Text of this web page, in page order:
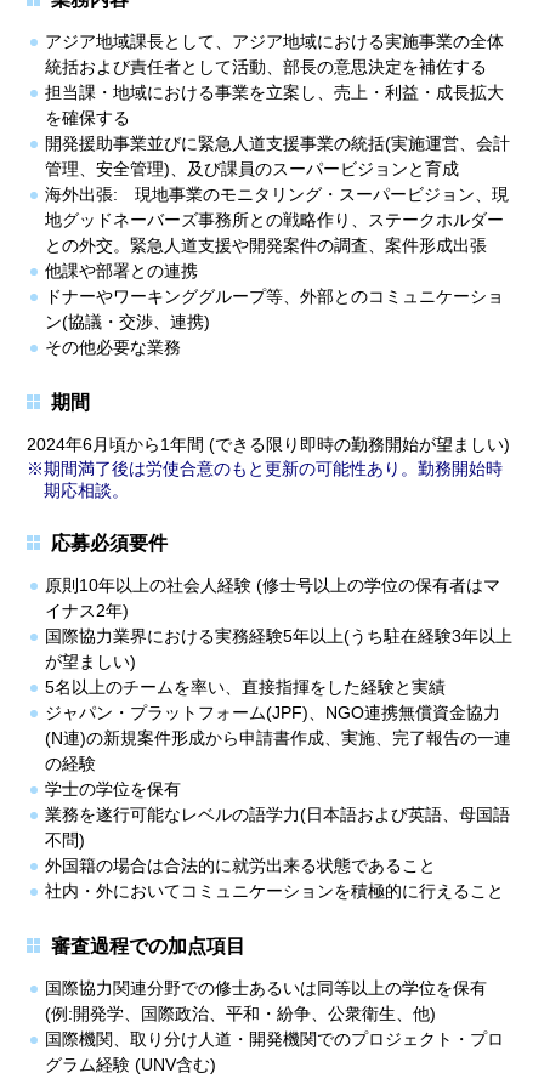
アジア地域課長として、アジア地域における実施事業の全体
統括および責任者として活動、部長の意思決定を補佐する
担当課・地域における事業を立案し、売上・利益・成長拡大
を確保する
開発援助事業並びに緊急人道支援事業の統括(実施運営、会計
管理、安全管理)、及び課員のスーパービジョンと育成
海外出張: 現地事業のモニタリング・スーパービジョン、現
地グッドネーバーズ事務所との戦略作り、ステークホルダー
との外交。緊急人道支援や開発案件の調査、案件形成出張
他課や部署との連携
ドナーやワーキンググループ等、外部とのコミュニケーショ
ン(協議・交渉、連携)
その他必要な業務
期間
2024年6月頃から1年間 (できる限り即時の勤務開始が望ましい)
期間満了後は労使合意のもと更新の可能性あり。勤務開始時
期応相談。
応募必須要件
原則10年以上の社会人経験 (修士号以上の学位の保有者はマ
イナス2年)
国際協力業界における実務経験5年以上(うち駐在経験3年以上
が望ましい)
5名以上のチームを率い、直接指揮をした経験と実績
ジャパン・プラットフォーム(JPF)、NGO連携無償資金協力
(N連)の新規案件形成から申請書作成、実施、完了報告の一連
の経験
学士の学位を保有
業務を遂行可能なレベルの語学力(日本語および英語、母国語
不問)
外国籍の場合は合法的に就労出来る状態であること
社内・外においてコミュニケーションを積極的に行えること
審査過程での加点項目
国際協力関連分野での修士あるいは同等以上の学位を保有
(例:開発学、国際政治、平和・紛争、公衆衛生、他)
国際機関、取り分け人道・開発機関でのプロジェクト・プロ
グラム経験 (UNV含む)